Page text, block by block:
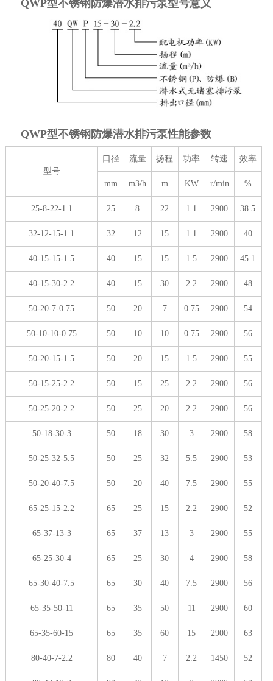
QWP型不锈钢防爆潜水排污泵型号意义
QWP型不锈钢防爆潜水排污泵性能参数
型号
口径 流量 扬程 功率 转速 效率
mm m3/h m KW r/min %
25-8-22-1.1 25 8 22 1.1 2900 38.5
32-12-15-1.1 32 12 15 1.1 2900 40
40-15-15-1.5 40 15 15 1.5 2900 45.1
40-15-30-2.2 40 15 30 2.2 2900 48
50-20-7-0.75 50 20 7 0.75 2900 54
50-10-10-0.75 50 10 10 0.75 2900 56
50-20-15-1.5 50 20 15 1.5 2900 55
50-15-25-2.2 50 15 25 2.2 2900 56
50-25-20-2.2 50 25 20 2.2 2900 56
50-18-30-3 50 18 30 3 2900 58
50-25-32-5.5 50 25 32 5.5 2900 53
50-20-40-7.5 50 20 40 7.5 2900 55
65-25-15-2.2 65 25 15 2.2 2900 52
65-37-13-3 65 37 13 3 2900 55
65-25-30-4 65 25 30 4 2900 58
65-30-40-7.5 65 30 40 7.5 2900 56
65-35-50-11 65 35 50 11 2900 60
65-35-60-15 65 35 60 15 2900 63
80-40-7-2.2 80 40 7 2.2 1450 52